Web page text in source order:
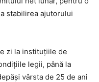
stabilirea ajutorului
zi la instituţiile de
legii, până la
vârsta de 25 de ani